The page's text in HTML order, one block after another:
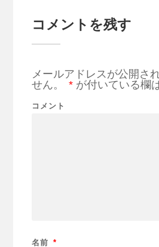
コメントを残す
メールアドレスが公開さ
せん。
*が付いている欄
コメント
名前 *